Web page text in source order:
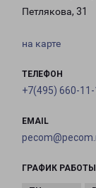
Петлякова, 31
на карте
ТЕЛЕФОН
+7(495) 660-11-
EMAIL
ГРАФИК РАБОТЫ